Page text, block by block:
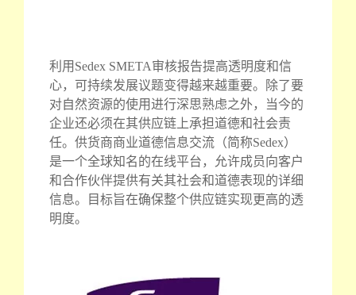
利用Sedex SMETA审核报告提高透明度和信
心，可持续发展议题变得越来越重要。除了要
对自然资源的使用进行深思熟虑之外，当今的
企业还必须在其供应链上承担道德和社会责
任。供货商商业道德信息交流（简称Sedex）
是一个全球知名的在线平台，允许成员向客户
和合作伙伴提供有关其社会和道德表现的详细
信息。目标旨在确保整个供应链实现更高的透
明度。